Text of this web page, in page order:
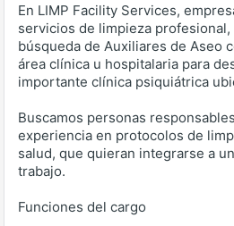
En LIMP Facility Services,
servicios de limpieza
búsqueda de Auxiliares de Aseo
área clínica u hospitalaria para
importante clínica psiquiátrica
Buscamos personas
experiencia en protocolos de
salud, que quieran integrarse a
trabajo.
Funciones del cargo